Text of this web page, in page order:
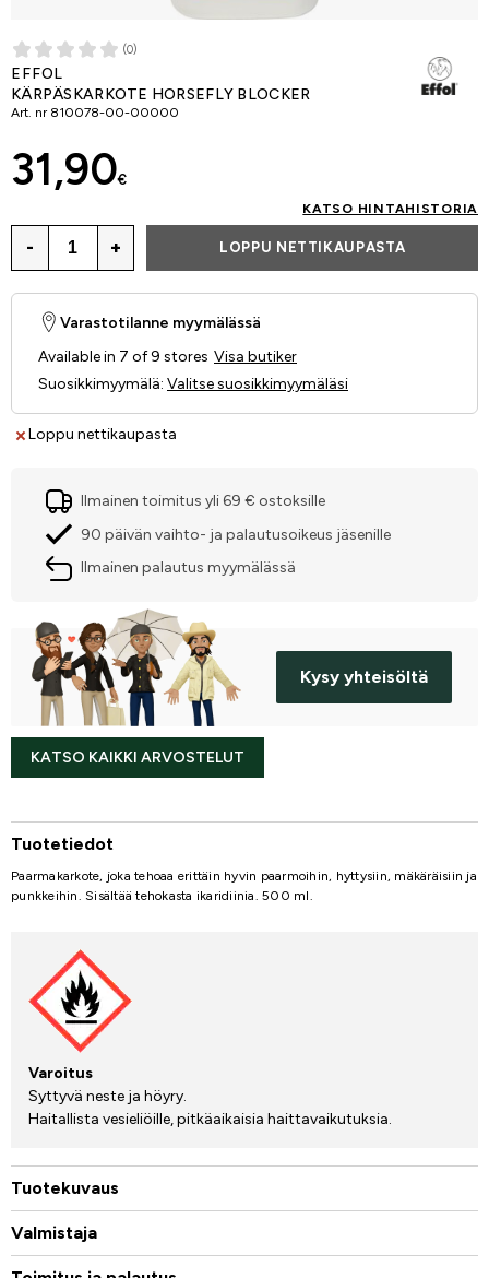
(0)
EFFOL
KÄRPÄSKARKOTE HORSEFLY BLOCKER
Art. nr 810078-00-00000
31,90€
KATSO HINTAHISTORIA
- + LOPPU NETTIKAUPASTA
Loppu nettikaupasta
Varastotilanne myymälässä
Available in 7 of 9 stores Visa butiker
Suosikkimyymälä: Valitse suosikkimyymäläsi
Ilmainen toimitus yli 69 € ostoksille
90 päivän vaihto- ja palautusoikeus jäsenille
Ilmainen palautus myymälässä
Kysy yhteisöltä
KATSO KAIKKI ARVOSTELUT
Tuotetiedot
Paarmakarkote, joka tehoaa erittäin hyvin paarmoihin, hyttysiin, mäkäräisiin ja
punkkeihin. Sisältää tehokasta ikaridiinia. 500 ml.
Varoitus
Syttyvä neste ja höyry.
Haitallista vesieliöille, pitkäaikaisia haittavaikutuksia.
Tuotekuvaus
Valmistaja